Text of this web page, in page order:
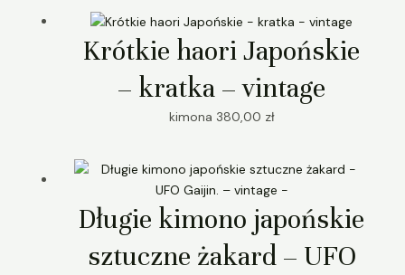
Krótkie haori Japońskie
– kratka – vintage
kimona 380,00 zł
Długie kimono japońskie
sztuczne żakard – UFO